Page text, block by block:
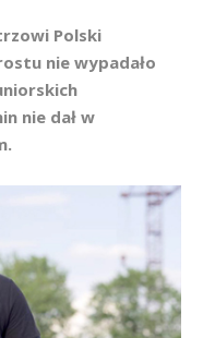
Polski
nie wypadało
nie dał w